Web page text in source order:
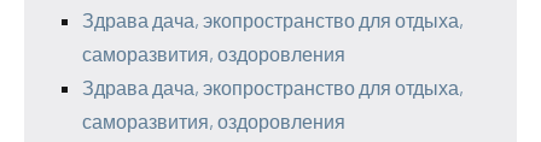
Здрава дача, экопространство для отдыха,
саморазвития, оздоровления
Здрава дача, экопространство для отдыха,
саморазвития, оздоровления